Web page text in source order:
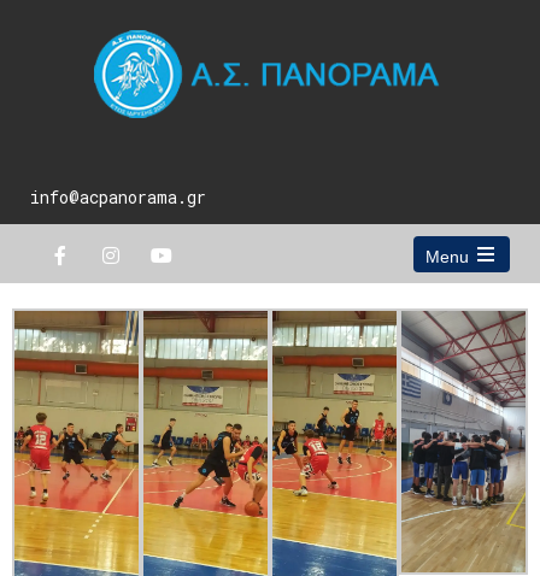
info@acpanorama.gr
Menu